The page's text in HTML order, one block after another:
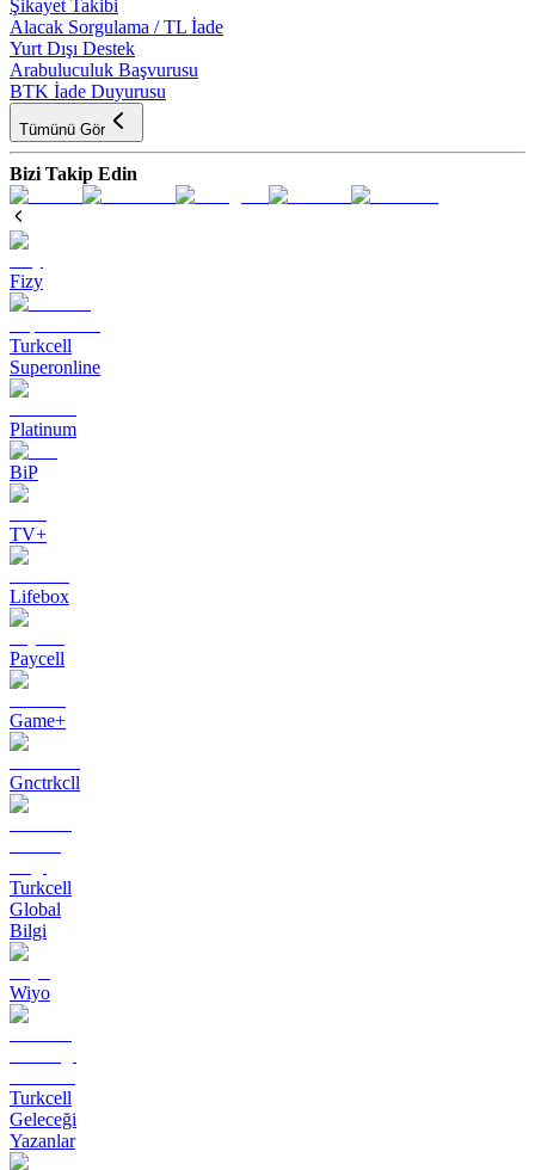
Şikayet Takibi
Alacak Sorgulama / TL İade
Yurt Dışı Destek
Arabuluculuk Başvurusu
BTK İade Duyurusu
Tümünü Gör
Bizi Takip Edin
Fizy
Turkcell
Superonline
Platinum
BiP
TV+
Lifebox
Paycell
Game+
Gnctrkcll
Turkcell
Global
Bilgi
Wiyo
Turkcell
Geleceği
Yazanlar